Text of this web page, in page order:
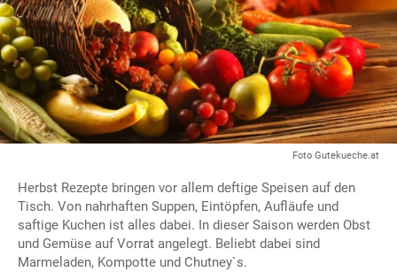
Foto Gutekueche.at
Herbst Rezepte bringen vor allem deftige Speisen auf den
Tisch. Von nahrhaften Suppen, Eintöpfen, Aufläufe und
saftige Kuchen ist alles dabei. In dieser Saison werden Obst
und Gemüse auf Vorrat angelegt. Beliebt dabei sind
Marmeladen, Kompotte und Chutney`s.